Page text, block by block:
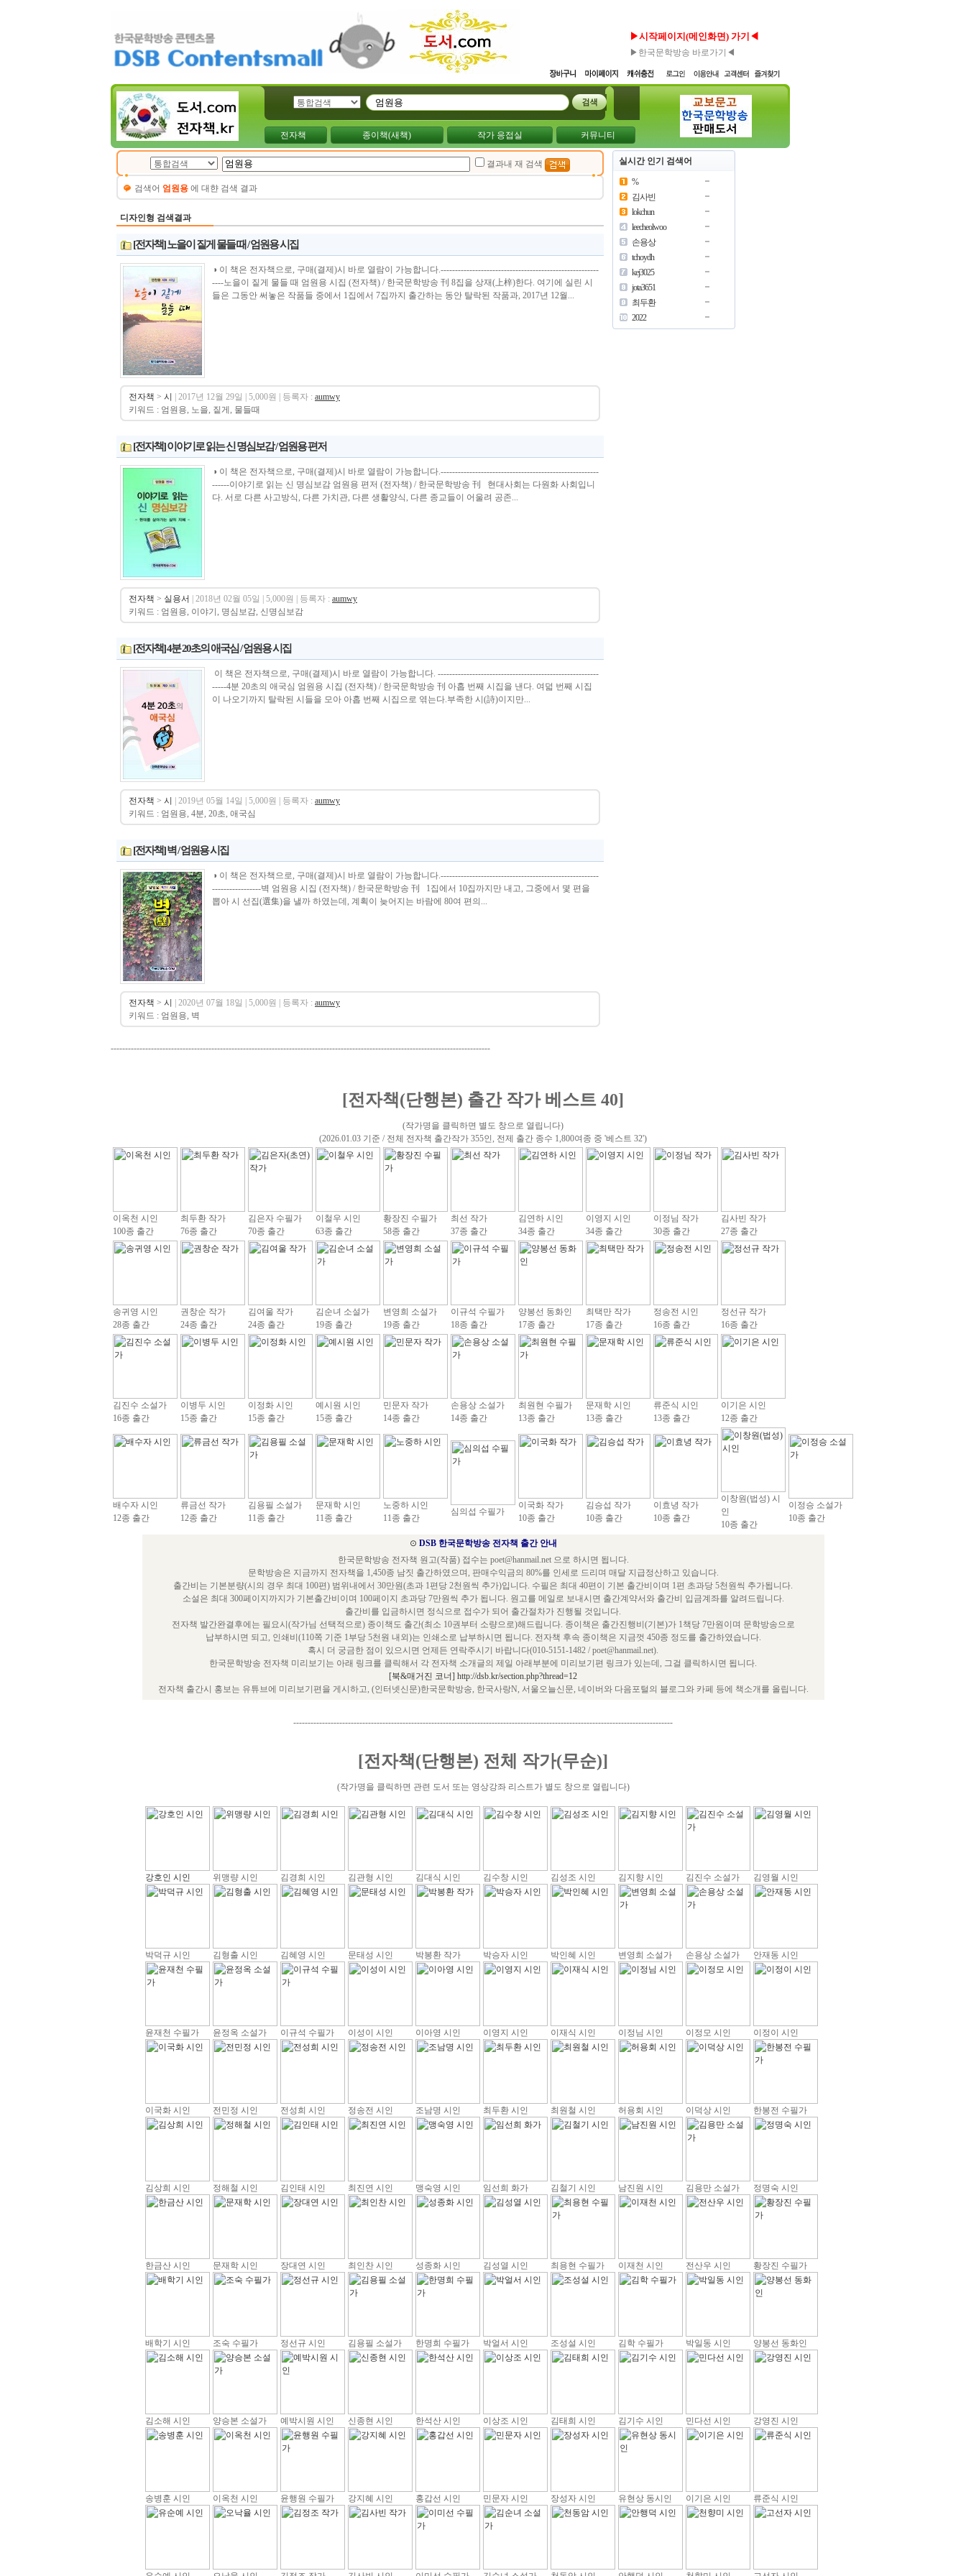
▶시작페이지(메인화면) 가기◀
▶한국문학방송 바로가기◀
전자책 종이책(새책) 작가 응접실 커뮤니티
결과내 재 검색
검색어 엄원용 에 대햔 검색 결과
디자인형 검색결과
[전자책] 노을이 짙게 물들 때 / 엄원용 시집
◑ 이 책은 전자책으로, 구매(결제)시 바로 열람이 가능합니다.-------------------------------------------------------
----노을이 짙게 물들 때 엄원용 시집 (전자책) / 한국문학방송 刊 8집을 상재(上梓)한다. 여기에 실린 시
들은 그동안 써놓은 작품들 중에서 1집에서 7집까지 출간하는 동안 탈락된 작품과, 2017년 12월...
전자책 > 시 | 2017년 12월 29일 | 5,000원 | 등록자 : aumwy
키워드 : 엄원용, 노을, 짙게, 물들때
[전자책] 이야기로 읽는 신 명심보감 / 엄원용 편저
◑ 이 책은 전자책으로, 구매(결제)시 바로 열람이 가능합니다.-------------------------------------------------------
------이야기로 읽는 신 명심보감 엄원용 편저 (전자책) / 한국문학방송 刊 현대사회는 다원화 사회입니
다. 서로 다른 사고방식, 다른 가치관, 다른 생활양식, 다른 종교들이 어울려 공존...
전자책 > 실용서 | 2018년 02월 05일 | 5,000원 | 등록자 : aumwy
키워드 : 엄원용, 이야기, 명심보감, 신명심보감
[전자책] 4분 20초의 애국심 / 엄원용 시집
이 책은 전자책으로, 구매(결제)시 바로 열람이 가능합니다. --------------------------------------------------------
-----4분 20초의 애국심 엄원용 시집 (전자책) / 한국문학방송 刊 아홉 번째 시집을 낸다. 여덟 번째 시집
이 나오기까지 탈락된 시들을 모아 아홉 번째 시집으로 엮는다.부족한 시(詩)이지만...
전자책 > 시 | 2019년 05월 14일 | 5,000원 | 등록자 : aumwy
키워드 : 엄원용, 4분, 20초, 애국심
[전자책] 벽 / 엄원용 시집
◑ 이 책은 전자책으로, 구매(결제)시 바로 열람이 가능합니다.-------------------------------------------------------
-----------------벽 엄원용 시집 (전자책) / 한국문학방송 刊 1집에서 10집까지만 내고, 그중에서 몇 편을
뽑아 시 선집(選集)을 낼까 하였는데, 계획이 늦어지는 바람에 80여 편의...
전자책 > 시 | 2020년 07월 18일 | 5,000원 | 등록자 : aumwy
키워드 : 엄원용, 벽
실시간 인기 검색어
%
김사빈
lokchun
leecheolwoo
손용상
tchoydh
kej3025
jota3651
최두환
2022
------------------------------------------------------------------------------------------------------------------------------------
[전자책(단행본) 출간 작가 베스트 40]
(작가명을 클릭하면 별도 창으로 열립니다)
(2026.01.03 기준 / 전체 전자책 출간작가 355인, 전제 출간 종수 1,800여종 중 '베스트 32')
이옥천 시인
100종 출간
최두환 작가
76종 출간
김은자 수필가
70종 출간
이철우 시인
63종 출간
황장진 수필가
58종 출간
최선 작가
37종 출간
김연하 시인
34종 출간
이영지 시인
34종 출간
이정님 작가
30종 출간
김사빈 작가
27종 출간
송귀영 시인
28종 출간
권창순 작가
24종 출간
김여울 작가
24종 출간
김순녀 소설가
19종 출간
변영희 소설가
19종 출간
이규석 수필가
18종 출간
양봉선 동화인
17종 출간
최택만 작가
17종 출간
정송전 시인
16종 출간
정선규 작가
16종 출간
김진수 소설가
16종 출간
이병두 시인
15종 출간
이정화 시인
15종 출간
예시원 시인
15종 출간
민문자 작가
14종 출간
손용상 소설가
14종 출간
최원현 수필가
13종 출간
문재학 시인
13종 출간
류준식 시인
13종 출간
이기은 시인
12종 출간
배수자 시인
12종 출간
류금선 작가
12종 출간
김용필 소설가
11종 출간
문재학 시인
11종 출간
노중하 시인
11종 출간
심의섭 수필가
이국화 작가
10종 출간
김승섭 작가
10종 출간
이효녕 작가
10종 출간
이창원(법성) 시
인
10종 출간
이정승 소설가
10종 출간
⊙ DSB 한국문학방송 전자책 출간 안내
한국문학방송 전자책 원고(작품) 접수는 poet@hanmail.net 으로 하시면 됩니다.
문학방송은 지금까지 전자책을 1,450종 남짓 출간하였으며, 판매수익금의 80%를 인세로 드리며 매달 지급정산하고 있습니다.
출간비는 기본분량(시의 경우 최대 100편) 범위내에서 30만원(초과 1편당 2천원씩 추가)입니다. 수필은 최대 40편이 기본 출간비이며 1편 초과당 5천원씩 추가됩니다.
소설은 최대 300페이지까지가 기본출간비이며 100페이지 초과당 7만원씩 추가 됩니다. 원고를 메일로 보내시면 출간계약서와 출간비 입금계좌를 알려드립니다.
출간비를 입금하시면 정식으로 접수가 되어 출간절차가 진행될 것입니다.
전자책 발간완결후에는 필요시(작가님 선택적으로) 종이책도 출간(최소 10권부터 소량으로)해드립니다. 종이책은 출간진행비(기본)가 1책당 7만원이며 문학방송으로
납부하시면 되고, 인쇄비(110쪽 기준 1부당 5천원 내외)는 인쇄소로 납부하시면 됩니다. 전자책 후속 종이책은 지금껏 450종 정도를 출간하였습니다.
혹시 더 궁금한 점이 있으시면 언제든 연락주시기 바랍니다(010-5151-1482 / poet@hanmail.net).
한국문학방송 전자책 미리보기는 아래 링크를 클릭해서 각 전자책 소개글의 제일 아래부분에 미리보기편 링크가 있는데, 그걸 클릭하시면 됩니다.
[북&매거진 코너] http://dsb.kr/section.php?thread=12
전자책 출간시 홍보는 유튜브에 미리보기편을 게시하고, (인터넷신문)한국문학방송, 한국사랑N, 서울오늘신문, 네이버와 다음포털의 블로그와 카페 등에 책소개를 올립니다.
------------------------------------------------------------------------------------------------------------------------------------
[전자책(단행본) 전체 작가(무순)]
(작가명을 클릭하면 관련 도서 또는 영상강좌 리스트가 별도 창으로 열립니다)
강호인 시인 위맹량 시인 김경희 시인 김관형 시인 김대식 시인 김수창 시인 김성조 시인 김지향 시인 김진수 소설가 김영월 시인
박덕규 시인 김형출 시인 김혜영 시인 문태성 시인 박봉환 작가 박승자 시인 박인혜 시인 변영희 소설가 손용상 소설가 안재동 시인
윤재천 수필가 윤정옥 소설가 이규석 수필가 이성이 시인 이아영 시인 이영지 시인 이재식 시인 이정님 시인 이정모 시인 이정이 시인
이국화 시인 전민정 시인 전성희 시인 정송전 시인 조남명 시인 최두환 시인 최원철 시인 허용회 시인 이덕상 시인 한봉전 수필가
김상희 시인 정해철 시인 김인태 시인 최진연 시인 맹숙영 시인 임선희 화가 김철기 시인 남진원 시인 김용만 소설가 정명숙 시인
한금산 시인 문재학 시인 장대연 시인 최인찬 시인 성종화 시인 김성열 시인 최용현 수필가 이재천 시인 전산우 시인 황장진 수필가
배학기 시인 조숙 수필가 정선규 시인 김용필 소설가 한명희 수필가 박얼서 시인 조성설 시인 김학 수필가 박일동 시인 양봉선 동화인
김소해 시인 양승본 소설가 예박시원 시인 신종현 시인 한석산 시인 이상조 시인 김태희 시인 김기수 시인 민다선 시인 강영진 시인
송병훈 시인 이옥천 시인 윤행원 수필가 강지혜 시인 홍갑선 시인 민문자 시인 장성자 시인 유현상 동시인 이기은 시인 류준식 시인